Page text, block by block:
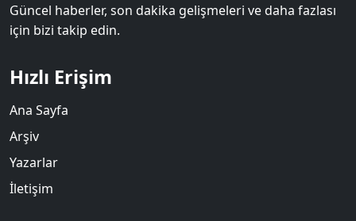
Güncel haberler, son dakika gelişmeleri ve daha fazlası
için bizi takip edin.
Hızlı Erişim
Ana Sayfa
Arşiv
Yazarlar
İletişim